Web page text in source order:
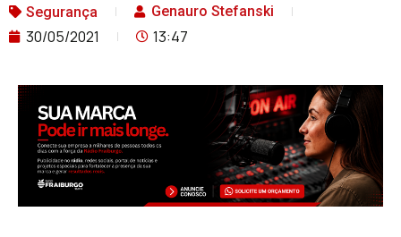
Segurança Genauro Stefanski
30/05/2021 13:47